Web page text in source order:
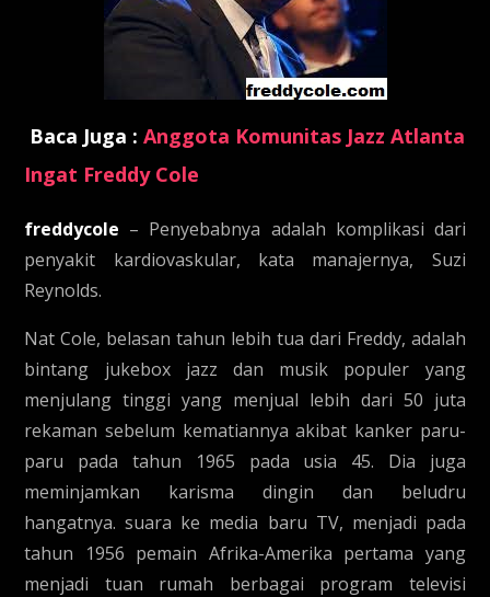
Baca Juga :Anggota Komunitas Jazz Atlanta
Ingat Freddy Cole
freddycole – Penyebabnya adalah komplikasi dari
penyakit kardiovaskular, kata manajernya, Suzi
Reynolds.
Nat Cole, belasan tahun lebih tua dari Freddy, adalah
bintang jukebox jazz dan musik populer yang
menjulang tinggi yang menjual lebih dari 50 juta
rekaman sebelum kematiannya akibat kanker paru-
paru pada tahun 1965 pada usia 45. Dia juga
meminjamkan karisma dingin dan beludru
hangatnya. suara ke media baru TV, menjadi pada
tahun 1956 pemain Afrika-Amerika pertama yang
menjadi tuan rumah berbagai program televisi